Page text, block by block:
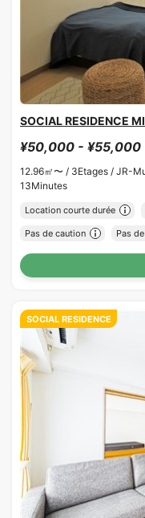
SOCIAL RESIDENCE
¥50,000 - ¥55,000
12.96㎡〜 / 3Etages / JR-
13Minutes
Location courte durée
Pas de caution Pas
SOCIAL RESIDENCE